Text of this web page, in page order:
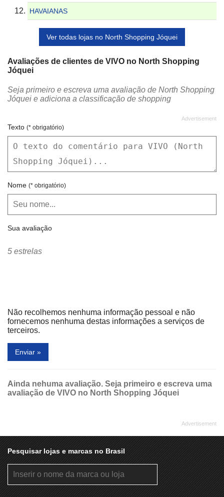
HAVAIANAS
Ver todas lojas no North Shopping Jóquei
Avaliações de clientes de VIVO no North Shopping
Jóquei
Seja primeiro e escreva uma avaliação de North Shopping
Jóquei e adiciona a classificação de shopping
Texto (* obrigatório)
Nome (* obrigatório)
Sua avaliação
5 estrelas
Não recolhemos nenhuma informação pessoal e não
fornecemos nenhuma destas informações a serviços de
terceiros.
Enviar »
Ainda nehuma avaliação. Seja primeiro e escreva uma
avaliação de VIVO no North Shopping Jóquei
Pesquisar lojas e marcas no Brasil